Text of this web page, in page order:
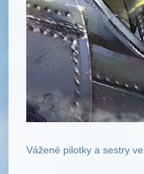
Vážené pilotky a sestry